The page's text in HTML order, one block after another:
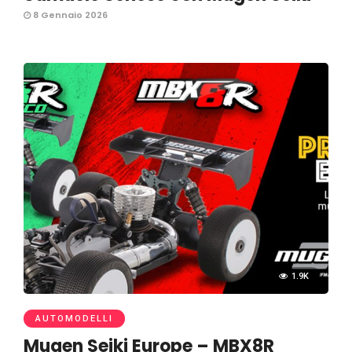
8 Gennaio 2026
1.9K
AUTOMODELLI
Mugen Seiki Europe – MBX8R